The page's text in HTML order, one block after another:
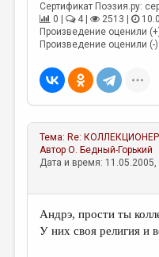
Сертификат Поэзия.ру:
0 |
4 | 2513 |
Произведение оценили
Произведение оценили (-):
Тема: Re: КОЛЛЕКЦИОНЕР
АвторО. Бедный-Горький
Дата и время: 11.05.2005,
Андрэ, прости ты
У них своя религия и